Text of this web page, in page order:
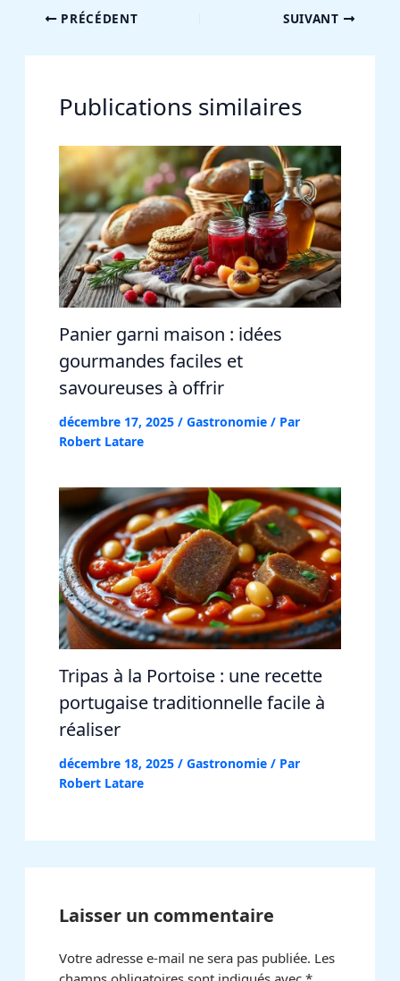
PRÉCÉDENT SUIVANT
Publications similaires
Panier garni maison : idées
gourmandes faciles et
savoureuses à offrir
décembre 17, 2025 / Gastronomie/ Par
Robert Latare
Tripas à la Portoise : une recette
portugaise traditionnelle facile à
réaliser
décembre 18, 2025 / Gastronomie/ Par
Robert Latare
Laisser un commentaire
Votre adresse e-mail ne sera pas publiée. Les